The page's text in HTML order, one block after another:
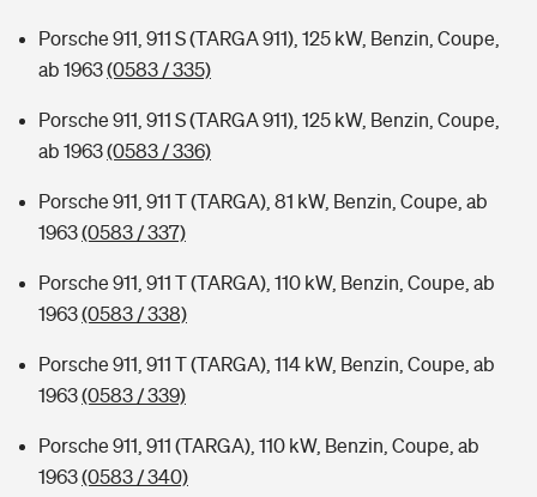
Porsche 911, 911 S (TARGA 911), 125 kW, Benzin, Coupe,
ab 1963(0583 / 335)
Porsche 911, 911 S (TARGA 911), 125 kW, Benzin, Coupe,
ab 1963(0583 / 336)
Porsche 911, 911 T (TARGA), 81 kW, Benzin, Coupe, ab
1963(0583 / 337)
Porsche 911, 911 T (TARGA), 110 kW, Benzin, Coupe, ab
1963(0583 / 338)
Porsche 911, 911 T (TARGA), 114 kW, Benzin, Coupe, ab
1963(0583 / 339)
Porsche 911, 911 (TARGA), 110 kW, Benzin, Coupe, ab
1963(0583 / 340)